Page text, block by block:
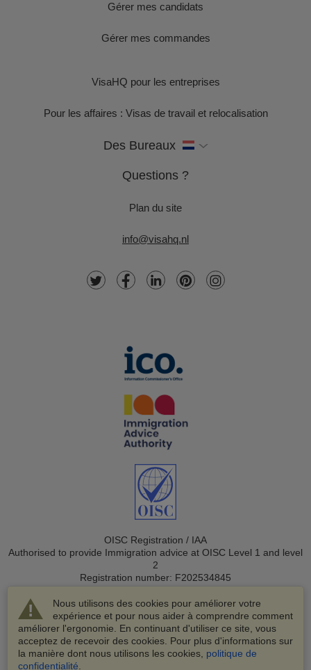
Nous utilisons des cookies pour améliorer votre
expérience et pour nous aider à comprendre comment
améliorer l'ergonomie. En continuant d'utiliser ce site, vous
acceptez de recevoir des cookies. Pour plus d'informations sur
la manière dont nous utilisons les cookies, politique de
confidentialité
Gérer mes candidats
Gérer mes commandes
VisaHQ pour les entreprises
Pour les affaires : Visas de travail et relocalisation
Des Bureaux
Questions ?
Plan du site
info@visahq.nl
OISC Registration / IAA
Authorised to provide Immigration advice at OISC Level 1 and level
2
Registration number: F202534845
© 2003-2026 VisaHQ.com, Inc. Tous droits réservés.